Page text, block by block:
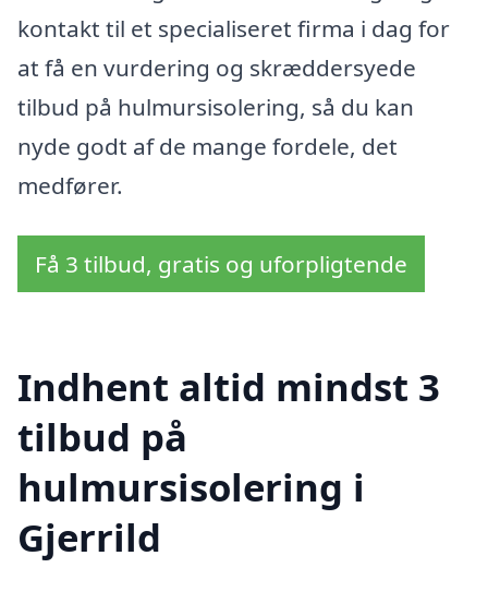
kontakt til et specialiseret firma i dag for
at få en vurdering og skræddersyede
tilbud på hulmursisolering, så du kan
nyde godt af de mange fordele, det
medfører.
Få 3 tilbud, gratis og uforpligtende
Indhent altid mindst 3
tilbud på
hulmursisolering i
Gjerrild